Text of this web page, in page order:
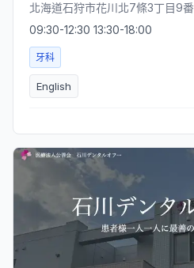
北海道石狩市花川北7條3丁目9番
09:30-12:30 13:30-18:00
牙科
English